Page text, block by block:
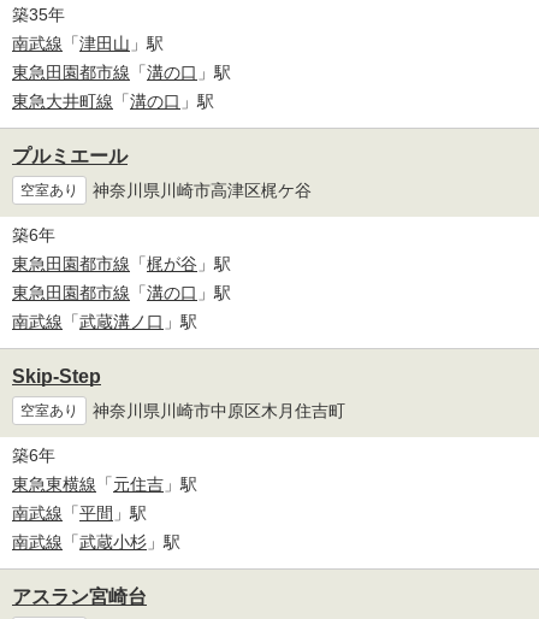
築35年
南武線 「津田山 」駅
東急田園都市線 「溝の口 」駅
東急大井町線 「溝の口 」駅
プルミエール
空室あり 神奈川県川崎市高津区梶ケ谷
築6年
東急田園都市線 「梶が谷 」駅
東急田園都市線 「溝の口 」駅
南武線 「武蔵溝ノ口 」駅
Skip-Step
空室あり 神奈川県川崎市中原区木月住吉町
築6年
東急東横線 「元住吉 」駅
南武線 「平間 」駅
南武線 「武蔵小杉 」駅
アスラン宮崎台